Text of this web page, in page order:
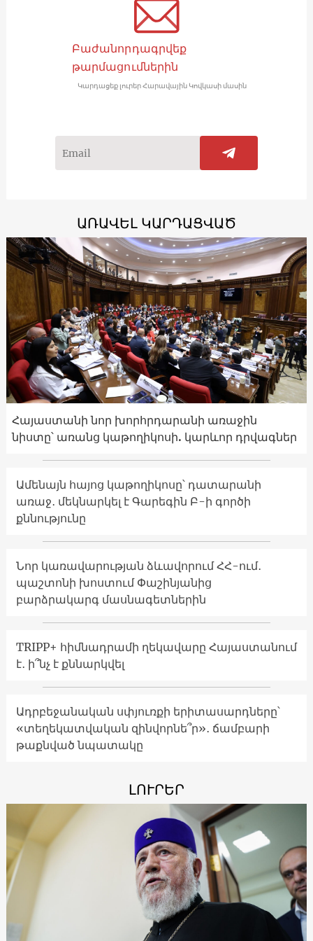
Բաժանորդագրվեք
թարմացումներին
Կարդացեք լուրեր Հարավային Կովկասի մասին
ԱՌԱՎԵԼ ԿԱՐԴԱՑՎԱԾ
Հայաստանի նոր խորհրդարանի առաջին
նիստը՝ առանց կաթողիկոսի. կարևոր դրվագներ
Ամենայն հայոց կաթողիկոսը՝ դատարանի
առաջ․ մեկնարկել է Գարեգին Բ-ի գործի
քննությունը
Նոր կառավարության ձևավորում ՀՀ-ում․
պաշտոնի խոստում Փաշինյանից
բարձրակարգ մասնագետներին
TRIPP+ հիմնադրամի ղեկավարը Հայաստանում
է․ ի՞նչ է քննարկվել
Ադրբեջանական սփյուռքի երիտասարդները՝
«տեղեկատվական զինվորնե՞ր»․ ճամբարի
թաքնված նպատակը
ԼՈՒՐԵՐ